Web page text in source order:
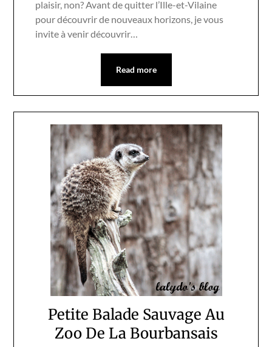
plaisir, non? Avant de quitter l’Ille-et-Vilaine
pour découvrir de nouveaux horizons, je vous
invite à venir découvrir…
Read more
Petite Balade Sauvage Au
Zoo De La Bourbansais